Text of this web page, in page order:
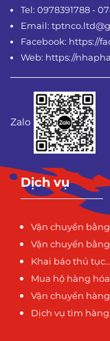
Tel: 0978391788 -
Email:
Facebook: https://
Web: https://
Zalo
Dịch vụ
Vận chuyển
Vận chuyển
Khai báo thủ tục…
Mua hộ hàng
Vận chuyển
Dịch vụ tìm